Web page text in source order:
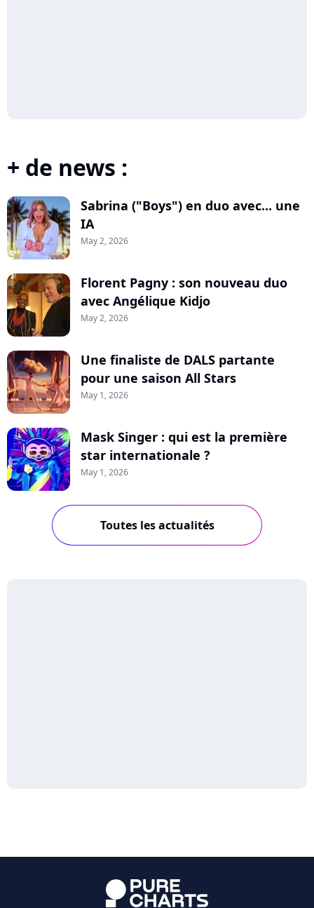
+ de news :
Sabrina ("Boys") en duo avec... une
IA
May 2, 2026
Florent Pagny : son nouveau duo
avec Angélique Kidjo
May 2, 2026
Une finaliste de DALS partante
pour une saison All Stars
May 1, 2026
Mask Singer : qui est la première
star internationale ?
May 1, 2026
Toutes les actualités